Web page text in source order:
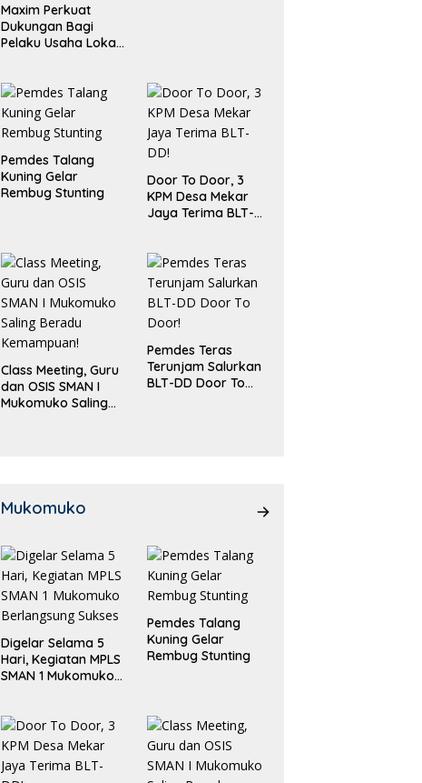
Maxim Perkuat
Dukungan Bagi
Pelaku Usaha Lokal
Ruang Publik dan
Kebersihan Pasar
Pemdes Talang
Kuning Gelar
Rembug Stunting
Door To Door, 3
KPM Desa Mekar
Jaya Terima BLT-
Class Meeting, Guru
dan OSIS SMAN I
Mukomuko Saling
Pemdes Teras
Terunjam Salurkan
BLT-DD Door To
Mukomuko
Digelar Selama 5
Hari, Kegiatan MPLS
SMAN 1 Mukomuko
Pemdes Talang
Kuning Gelar
Rembug Stunting